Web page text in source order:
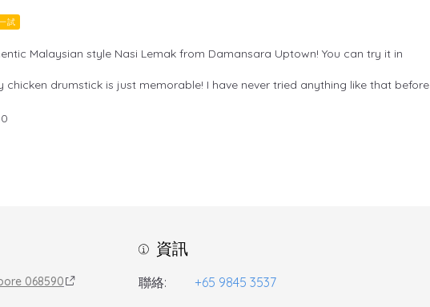
試
Malaysian style Nasi Lemak from Damansara Uptown! You can try it in
chicken drumstick is just memorable! I have never tried anything like that before.
068590
資訊
聯絡: +65 9845 3537